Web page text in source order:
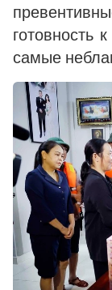
готовность
самые